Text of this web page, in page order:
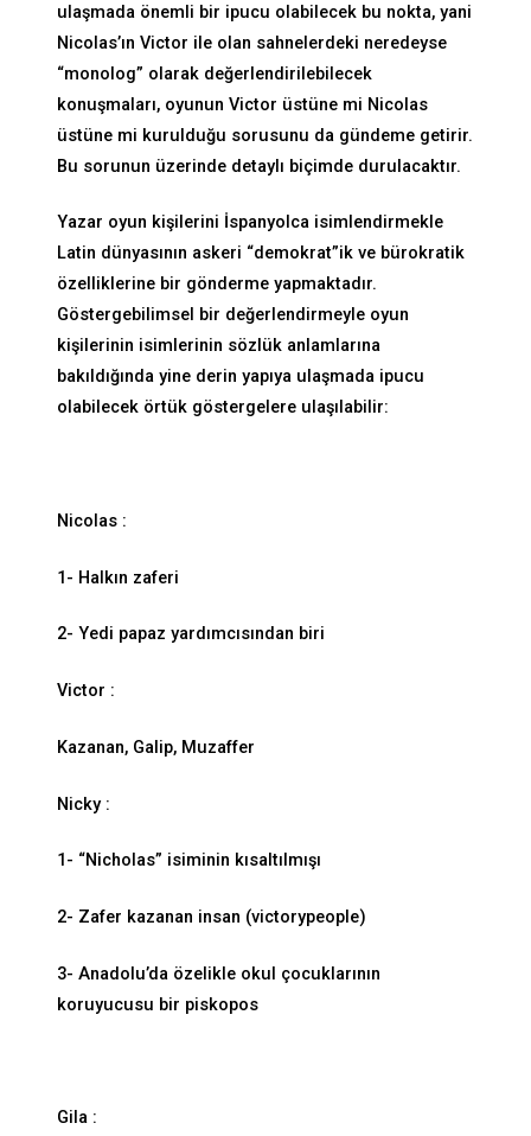
ulaşmada önemli bir ipucu olabilecek bu nokta, yani
Nicolas’ın Victor ile olan sahnelerdeki neredeyse
“monolog” olarak değerlendirilebilecek
konuşmaları, oyunun Victor üstüne mi Nicolas
üstüne mi kurulduğu sorusunu da gündeme getirir.
Bu sorunun üzerinde detaylı biçimde durulacaktır.
Yazar oyun kişilerini İspanyolca isimlendirmekle
Latin dünyasının askeri “demokrat”ik ve bürokratik
özelliklerine bir gönderme yapmaktadır.
Göstergebilimsel bir değerlendirmeyle oyun
kişilerinin isimlerinin sözlük anlamlarına
bakıldığında yine derin yapıya ulaşmada ipucu
olabilecek örtük göstergelere ulaşılabilir:
Nicolas :
1- Halkın zaferi
2- Yedi papaz yardımcısından biri
Victor :
Kazanan, Galip, Muzaffer
Nicky :
1- “Nicholas” isiminin kısaltılmışı
2- Zafer kazanan insan (victorypeople)
3- Anadolu’da özelikle okul çocuklarının
koruyucusu bir piskopos
Gila :